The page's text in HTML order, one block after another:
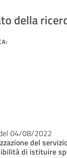
della
04/08/2022
del
di istituire